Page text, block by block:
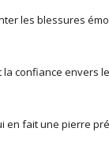
les blessures
confiance envers
fait une pierre